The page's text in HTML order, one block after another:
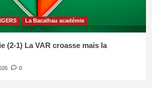
La Bacalhau académie
(2-1) La VAR croasse mais la
0